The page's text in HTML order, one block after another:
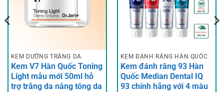
KEM DƯỠNG TRẮNG DA
Kem V7 Hàn Quốc Toning
Light mẫu mới 50ml hỗ
trợ trắng da nâng tông da
KEM ĐÁNH RĂNG HÀN QUỐC
Kem đánh răng 93 Hàn
Quốc Median Dental IQ
93 chính hãng với 4 màu